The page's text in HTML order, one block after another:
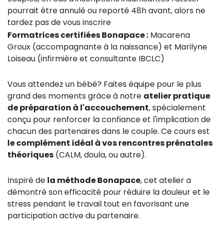
pourrait être annulé ou reporté 48h avant, alors ne
tardez pas de vous inscrire
Formatrices certifiées Bonapace : Macarena
Groux (accompagnante à la naissance) et Marilyne
Loiseau (infirmière et consultante IBCLC)
Vous attendez un bébé? Faites équipe pour le plus
grand des moments grâce à notre atelier pratique
de préparation à l'accouchement, spécialement
conçu pour renforcer la confiance et l'implication de
chacun des partenaires dans le couple. Ce cours est
le complément idéal à vos rencontres prénatales
théoriques (CALM, doula, ou autre).
Inspiré de la méthode Bonapace, cet atelier a
démontré son efficacité pour réduire la douleur et le
stress pendant le travail tout en favorisant une
participation active du partenaire.